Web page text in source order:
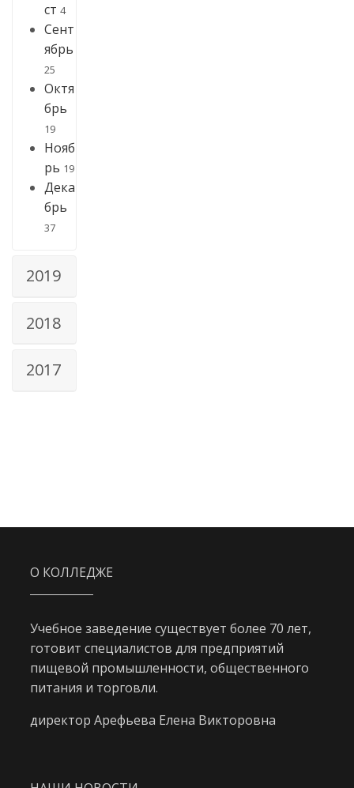
ст 4
Сент
ябрь
25
Октя
брь
19
Нояб
рь 19
Дека
брь
37
2019
2018
2017
О КОЛЛЕДЖЕ
Учебное заведение существует более 70 лет,
готовит специалистов для предприятий
пищевой промышленности, общественного
питания и торговли.
директор Арефьева Елена Викторовна